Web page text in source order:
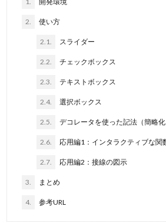
2. 使い方
2.1. スライダー
2.2. チェックボックス
2.3. テキストボックス
2.4. 選択ボックス
2.5. デコレータを使った記法（簡略化
2.6. 応用編1：インタラクティブな関
2.7. 応用編2：接線の図示
3. まとめ
4. 参考URL